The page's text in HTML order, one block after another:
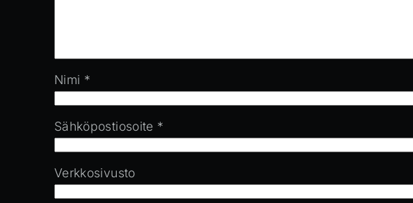
Nimi *
Sähköpostiosoite *
Verkkosivusto